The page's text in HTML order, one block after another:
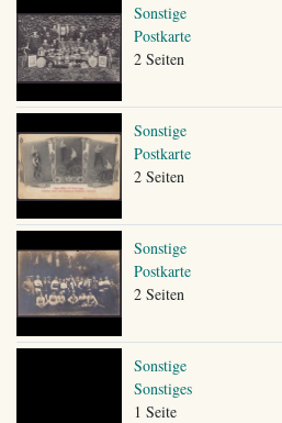
Sonstige
Postkarte
2 Seiten
Sonstige
Postkarte
2 Seiten
Sonstige
Postkarte
2 Seiten
Sonstige
Sonstiges
1 Seite